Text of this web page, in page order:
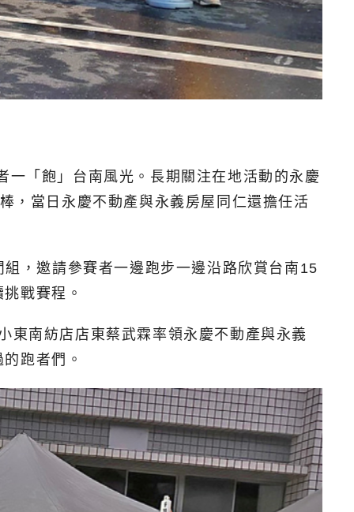
「飽」台南風光。長期關注在地活動的永慶
，當日永慶不動產與永義房屋同仁還擔任活
，邀請參賽者一邊跑步一邊沿路欣賞台南15
戰賽程。
東南紡店店東蔡武霖率領永慶不動產與永義
跑者們。